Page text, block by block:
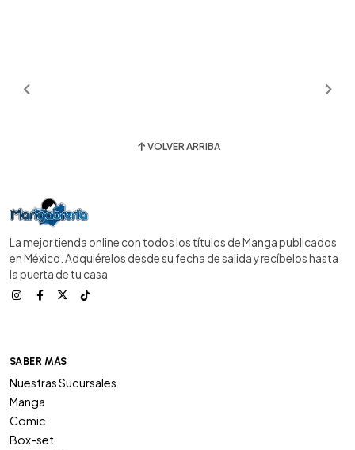
VOLVER ARRIBA
La mejor tienda online con todos los títulos de Manga publicados
en México. Adquiérelos desde su fecha de salida y recíbelos hasta
la puerta de tu casa
SABER MÁS
Nuestras Sucursales
Manga
Comic
Box-set